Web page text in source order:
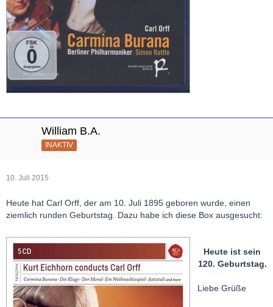
William B.A.
INAKTIV
10. Juli 2015
Heute hat Carl Orff, der am 10. Juli 1895 geboren wurde, einen
ziemlich runden Geburtstag. Dazu habe ich diese Box ausgesucht:
Heute ist sein
120. Geburtstag.
Liebe Grüße